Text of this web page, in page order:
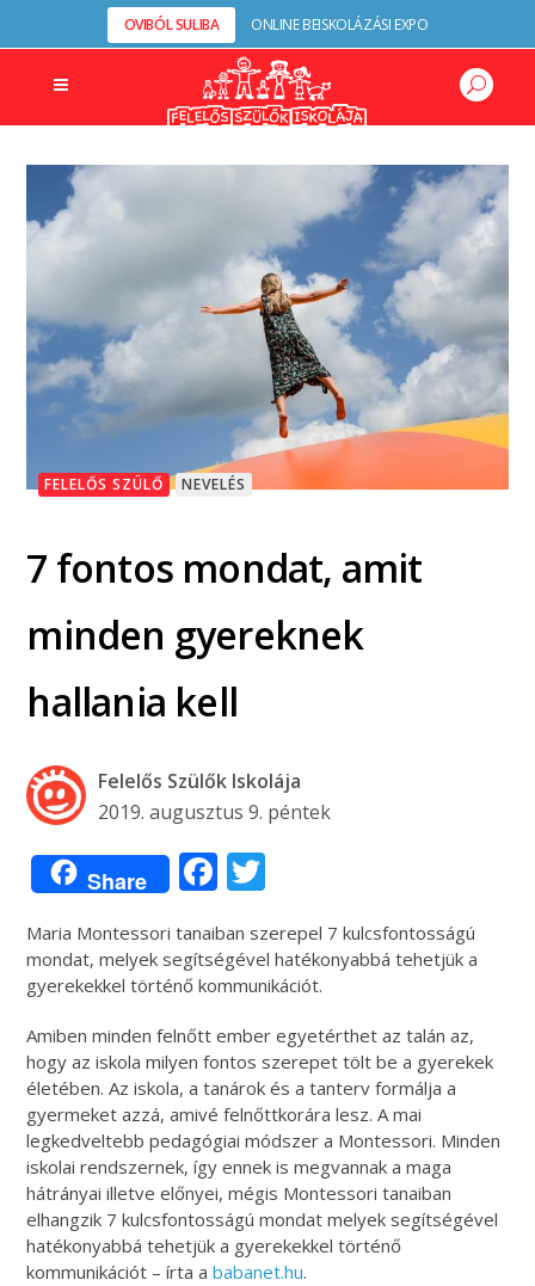
OVIBÓL SULIBA ONLINE BEISKOLÁZÁSI EXPO
FELELŐS SZÜLŐ NEVELÉS
7 fontos mondat, amit
minden gyereknek
hallania kell
Felelős Szülők Iskolája
2019. augusztus 9. péntek
Share Facebook
Maria Montessori tanaiban szerepel 7 kulcsfontosságú
mondat, melyek segítségével hatékonyabbá tehetjük a
gyerekekkel történő kommunikációt.
Amiben minden felnőtt ember egyetérthet az talán az,
hogy az iskola milyen fontos szerepet tölt be a gyerekek
életében. Az iskola, a tanárok és a tanterv formálja a
gyermeket azzá, amivé felnőttkorára lesz. A mai
legkedveltebb pedagógiai módszer a Montessori. Minden
iskolai rendszernek, így ennek is megvannak a maga
hátrányai illetve előnyei, mégis Montessori tanaiban
elhangzik 7 kulcsfontosságú mondat melyek segítségével
hatékonyabbá tehetjük a gyerekekkel történő
kommunikációt – írta ababanet.hu.